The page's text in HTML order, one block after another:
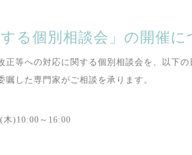
する個別相談会」の開催
正等への対応に関する個別相談会を、以下
した専門家がご相談を承ります。
木)10:00～16:00